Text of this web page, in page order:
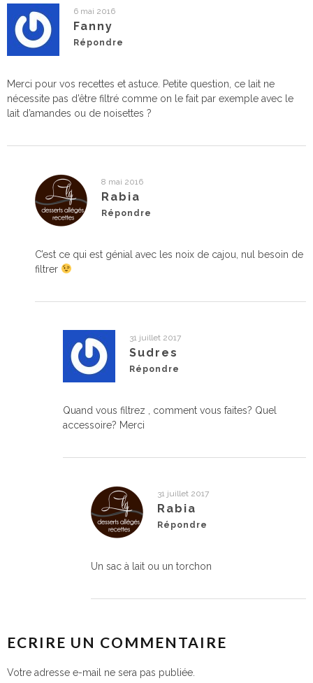
6 mai 2016
Fanny
Répondre
Merci pour vos recettes et astuce. Petite question, ce lait ne
nécessite pas d’être filtré comme on le fait par exemple avec le
lait d’amandes ou de noisettes ?
8 mai 2016
Rabia
Répondre
C’est ce qui est génial avec les noix de cajou, nul besoin de
filtrer
31 juillet 2017
Sudres
Répondre
Quand vous filtrez , comment vous faites? Quel
accessoire? Merci
31 juillet 2017
Rabia
Répondre
Un sac à lait ou un torchon
ECRIRE UN COMMENTAIRE
Votre adresse e-mail ne sera pas publiée.